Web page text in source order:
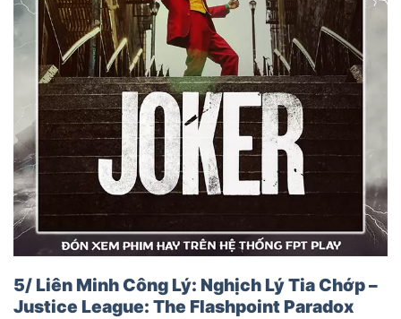
5/ Liên Minh Công Lý: Nghịch Lý Tia Chớp –
Justice League: The Flashpoint Paradox